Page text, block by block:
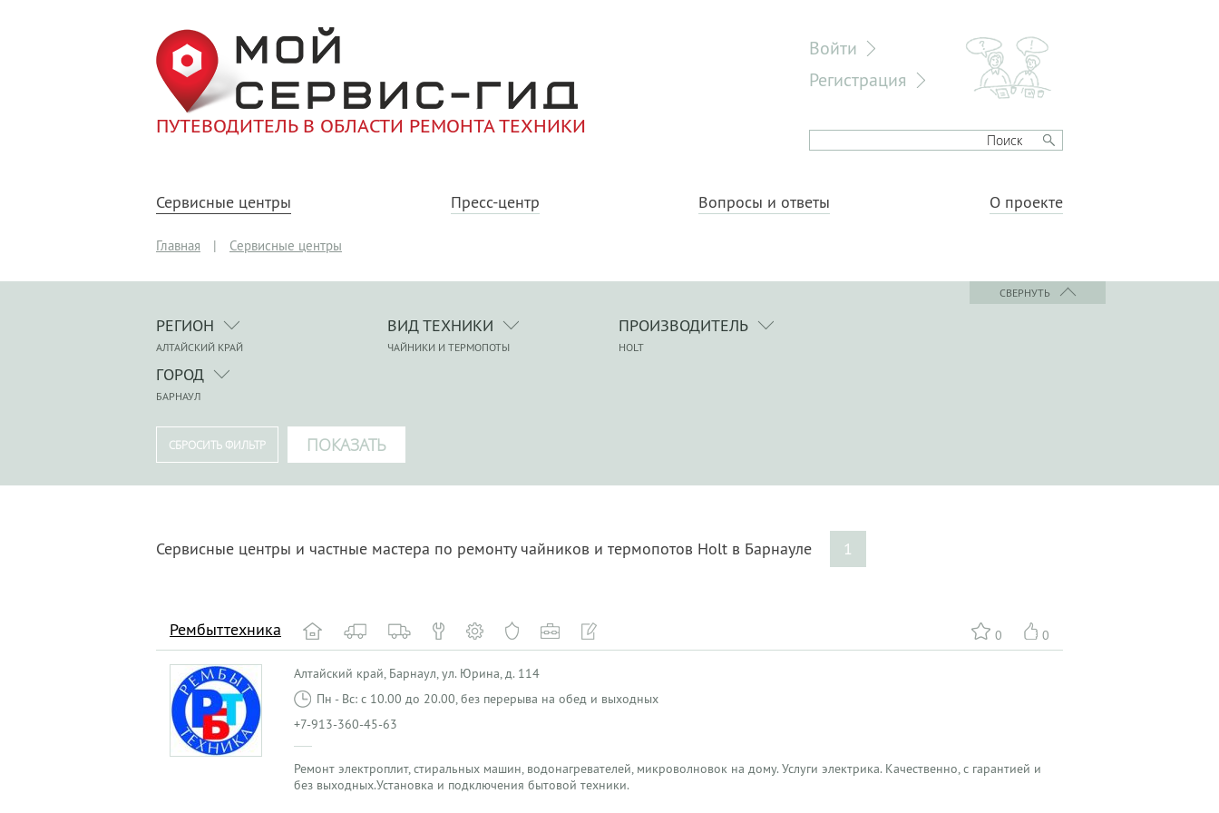
ПУТЕВОДИТЕЛЬ В ОБЛАСТИ РЕМОНТА ТЕХНИКИ
Войти
Регистрация
Сервисные центры Пресс-центр Вопросы и ответы О проекте
Главная | Сервисные центры
СВЕРНУТЬ
РЕГИОН
АЛТАЙСКИЙ КРАЙ
ВИД ТЕХНИКИ
ЧАЙНИКИ И ТЕРМОПОТЫ
ПРОИЗВОДИТЕЛЬ
HOLT
ГОРОД
БАРНАУЛ
Сервисные центры и частные мастера по ремонту чайников и термопотов Holt в Барнауле 1
0 0
Рембыттехника
Алтайский край, Барнаул, ул. Юрина, д. 114
Пн - Вс: с 10.00 до 20.00, без перерыва на обед и выходных
+7-913-360-45-63
Ремонт электроплит, стиральных машин, водонагревателей, микроволновок на дому. Услуги электрика. Качественно, с гарантией и
без выходных.Установка и подключения бытовой техники.